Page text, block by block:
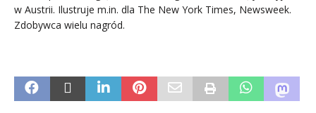
w Austrii. Ilustruje m.in. dla The New York Times, Newsweek.
Zdobywca wielu nagród.